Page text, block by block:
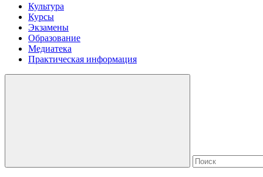
Культура
Курсы
Экзамены
Образование
Медиатека
Практическая информация